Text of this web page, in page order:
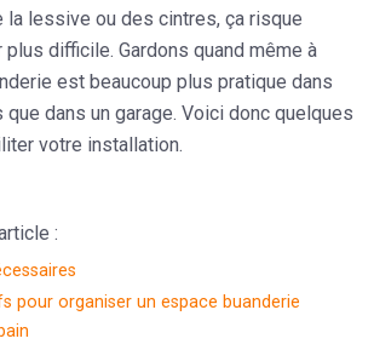
la lessive ou des cintres, ça risque
difficile. Gardons quand même à
est beaucoup plus pratique dans
dans un garage. Voici donc quelques
votre installation.
:
pour organiser un espace buanderie